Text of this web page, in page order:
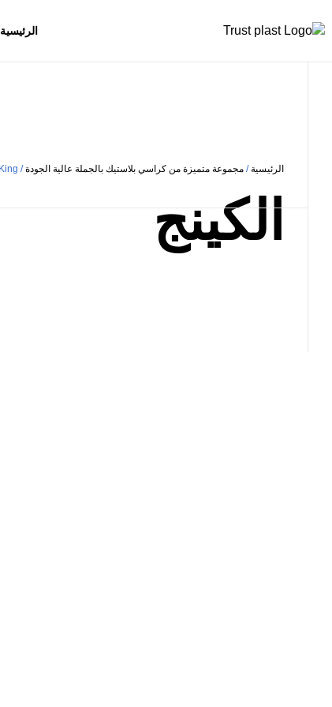
الرئيسية
الرئيسية/ مجموعة متميزة من كراسي بلاستيك بالجملة عالية الجودة/ King
الكينج